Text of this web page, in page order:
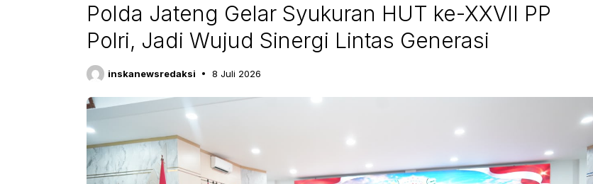
Polda Jateng Gelar Syukuran HUT ke-XXVII PP
Polri, Jadi Wujud Sinergi Lintas Generasi
inskanewsredaksi 8 Juli 2026